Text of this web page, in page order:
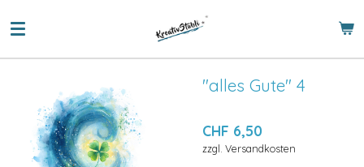
Hauptinhalt
"alles Gute" 4
CHF 6,50
zzgl. Versandkosten